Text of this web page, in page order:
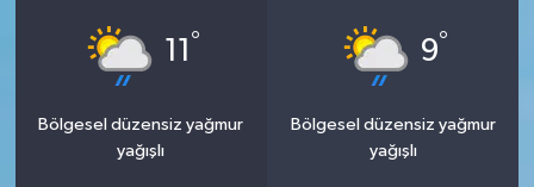
11 °
Bölgesel düzensiz yağmur
yağışlı
9°
Bölgesel düzensiz yağmur
yağışlı